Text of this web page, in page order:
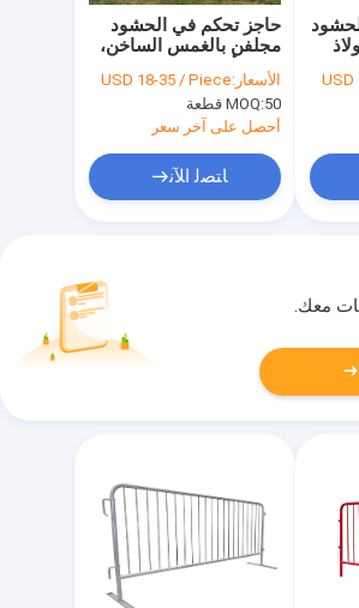
حاجز تحكم في الحشود
مجلفن بالغمس الساخن،
سياج أمان فولاذي مقاوم
للصدأ بارتفاع 1.1 متر
وطول 2 متر
الأسعار:USD 18-35 / Piece
MOQ:50 قطعة
أحصل على آخر سعر
ﺎﺘﺼﻟ ﺍﻶﻧ
USD
معك.